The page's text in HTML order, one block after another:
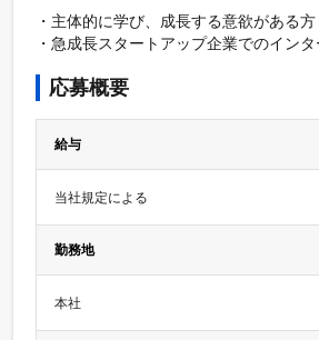
・主体的に学び、成長する意欲がある方
・急成長スタートアップ企業でのイン
応募概要
給与
勤務地
本社